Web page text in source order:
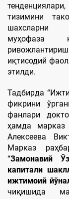
тизимини
шахсларни
муҳофаза
иқтисодий
этилди.
Тадбирда
фикрини
фанлари
ҳамда марказ
Алексеева
Марказ
“Замонавий
капитали
ижтимоий
чиқишида